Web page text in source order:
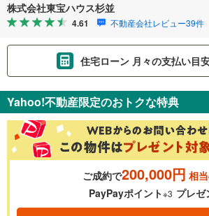
株式会社東宝ハウス杉並
4.61 不動産会社レビュー39件
住宅ローン 月々の支払い目
金利
0.01%
Yahoo!不動産限定のおトクな特典
ご成約で200,000円 相当
PayPayポイント※3 プレゼ